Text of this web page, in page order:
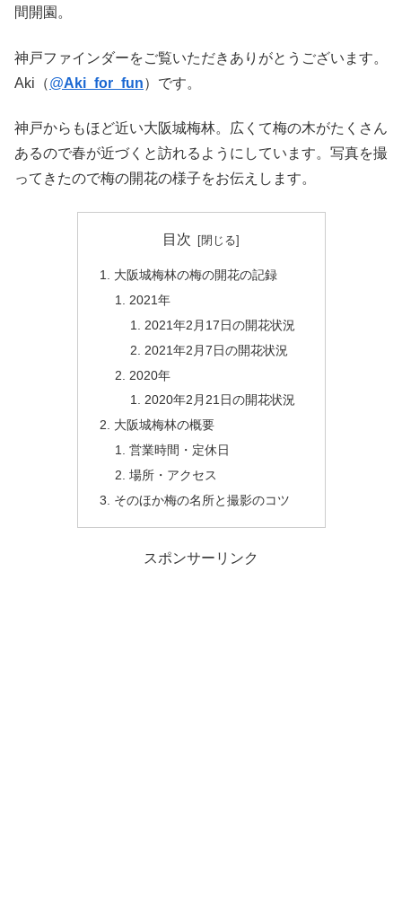
間開園。
神戸ファインダーをご覧いただきありがとうございます。
Aki（@Aki_for_fun）です。
神戸からもほど近い大阪城梅林。広くて梅の木がたくさん
あるので春が近づくと訪れるようにしています。写真を撮
ってきたので梅の開花の様子をお伝えします。
目次
大阪城梅林の梅の開花の記録
2021年
2021年2月17日の開花状況
2021年2月7日の開花状況
2020年
2020年2月21日の開花状況
大阪城梅林の概要
営業時間・定休日
場所・アクセス
そのほか梅の名所と撮影のコツ
スポンサーリンク